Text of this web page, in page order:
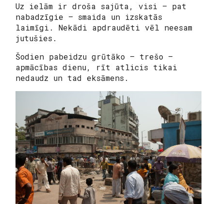
Uz ielām ir droša sajūta, visi – pat
nabadzīgie – smaida un izskatās
laimīgi. Nekādi apdraudēti vēl neesam
jutušies.
Šodien pabeidzu grūtāko – trešo –
apmācības dienu, rīt atlicis tikai
nedaudz un tad eksāmens.